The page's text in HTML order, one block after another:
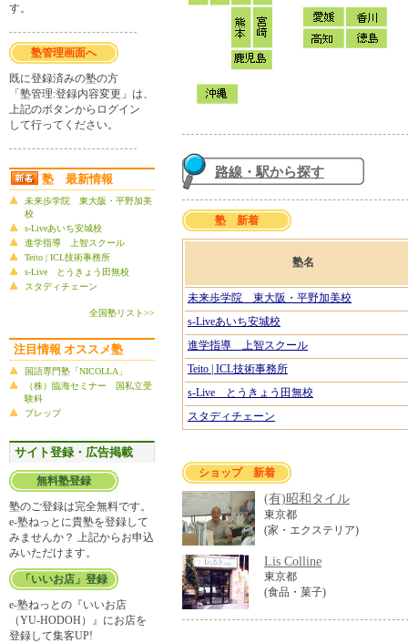
す。
塾管理画面へ
既に登録済みの塾の方
「塾管理:登録内容変更」は、
上記のボタンからログイン
して行ってください。
塾 最新情報
未来歩学院 東大阪・平野加美
校
s-Liveあいち安城校
進学指導 上智スクール
Teito | ICL技術事務所
s-Live とうきょう田無校
スタディチェーン
全国塾リスト>>
注目情報 オススメ塾
国語専門塾「NICOLLA」
（株）臨海セミナー 国私立受
験科
プレップ
サイト登録・広告掲載
無料塾登録
塾のご登録は完全無料です。
e-塾ねっとに貴塾を登録して
みませんか？ 上記からお申込
みいただけます。
「いいお店」登録
e-塾ねっとの『いいお店
（YU-HODOH）』にお店を
登録して集客UP!
路線・駅から探す
塾 新着
塾名
未来歩学院 東大阪・平野加美校
s-Liveあいち安城校
進学指導 上智スクール
Teito | ICL技術事務所
s-Live とうきょう田無校
スタディチェーン
ショップ 新着
(有)昭和タイル
東京都
(家・エクステリア)
Lis Colline
東京都
(食品・菓子)